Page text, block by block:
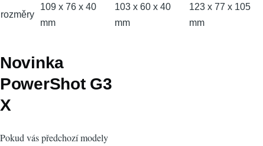
rozměry
109 x 76 x 40
mm
103 x 60 x 40
mm
123 x 77 x 105
mm
Novinka
PowerShot G3
X
Pokud vás předchozí modely